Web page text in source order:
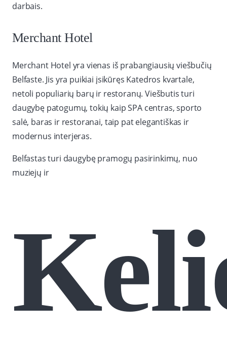
darbais.
Merchant Hotel
Merchant Hotel yra vienas iš prabangiausių viešbučių
Belfaste. Jis yra puikiai įsikūręs Katedros kvartale,
netoli populiarių barų ir restoranų. Viešbutis turi
daugybę patogumų, tokių kaip SPA centras, sporto
salė, baras ir restoranai, taip pat elegantiškas ir
modernus interjeras.
Belfastas turi daugybę pramogų pasirinkimų, nuo
muziejų ir